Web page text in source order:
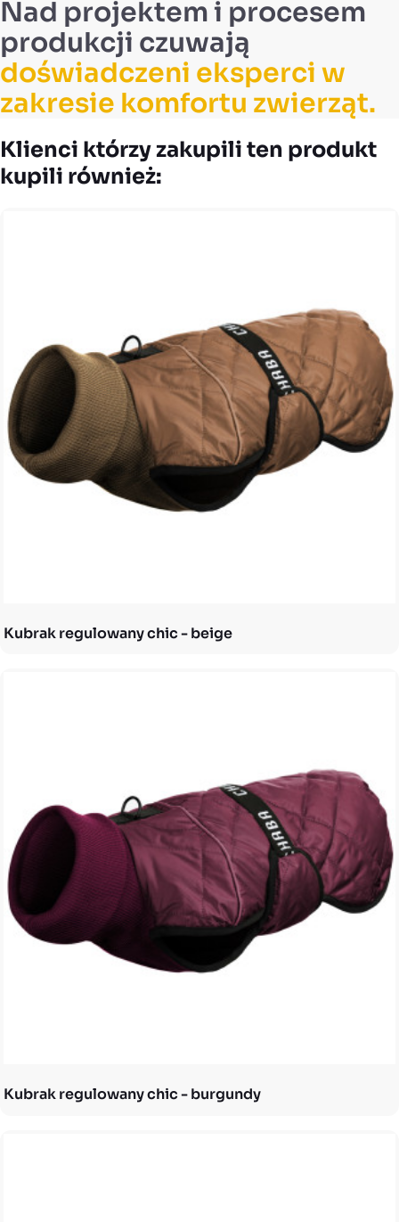
Nad projektem i procesem
produkcji czuwają
doświadczeni eksperci w
zakresie komfortu zwierząt.
Klienci którzy zakupili ten produkt
kupili również:
Kubrak regulowany chic - beige
Kubrak regulowany chic - burgundy